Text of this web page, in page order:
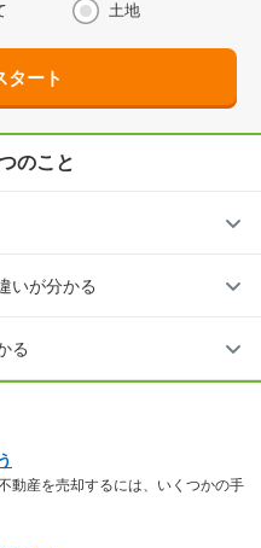
土地
タート
のこと
いが分かる
る
動産を売却するには、いくつかの手